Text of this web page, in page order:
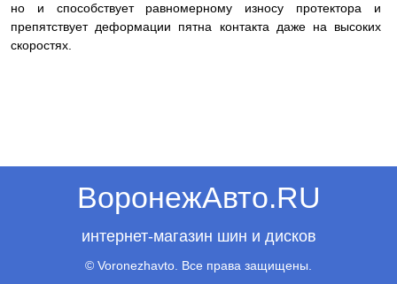
но и способствует равномерному износу протектора и
препятствует деформации пятна контакта даже на высоких
скоростях.
ВоронежАвто.RU
интернет-магазин шин и дисков
© Voronezhavto. Все права защищены.